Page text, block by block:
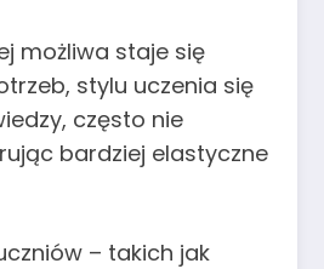
możliwa staje się
stylu uczenia się
często nie
bardziej elastyczne
– takich jak